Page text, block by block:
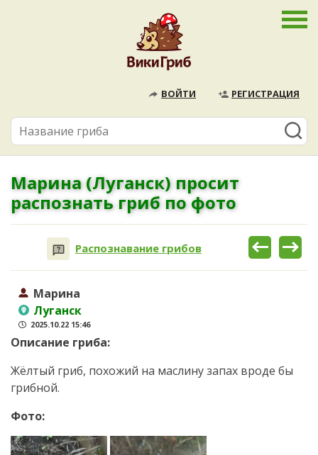
ВОЙТИ РЕГИСТРАЦИЯ
Марина (Луганск) просит
распознать гриб по фото
Распознавание грибов
Марина
Луганск
2025.10.22 15:46
Описание гриба:
Жёлтый гриб, похожий на маслину запах вроде бы
грибной.
Фото: